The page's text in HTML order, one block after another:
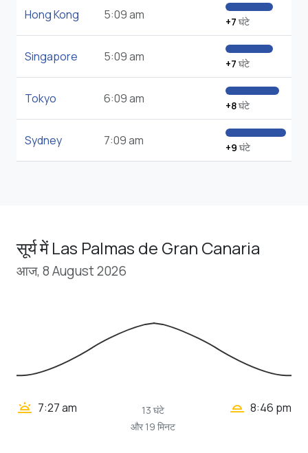
Hong Kong 5:09 am +7 घंटे
Singapore 5:09 am +7 घंटे
Tokyo 6:09 am +8घंटे
Sydney 7:09 am +9 घंटे
सूर्य में Las Palmas de Gran Canaria
आज, 8 August 2026
wb_twilight 7:27 am
13 घंटे
और 19 मिनट
wb_twilight_2 8:46 pm